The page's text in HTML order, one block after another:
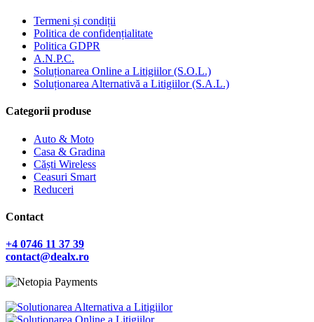
Termeni și condiții
Politica de confidențialitate
Politica GDPR
A.N.P.C.
Soluționarea Online a Litigiilor (S.O.L.)
Soluționarea Alternativă a Litigiilor (S.A.L.)
Categorii produse
Auto & Moto
Casa & Gradina
Căști Wireless
Ceasuri Smart
Reduceri
Contact
+4 0746 11 37 39
contact@dealx.ro